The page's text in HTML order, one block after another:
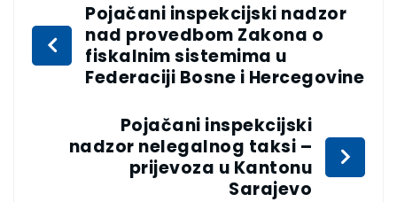
Pojačani inspekcijski nadzor
nad provedbom Zakona o
fiskalnim sistemima u
Federaciji Bosne i Hercegovine
Pojačani inspekcijski
nadzor nelegalnog taksi –
prijevoza u Kantonu
Sarajevo